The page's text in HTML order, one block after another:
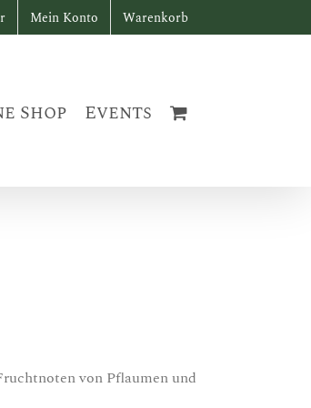
Mein Konto Warenkorb
Shop Events
von Pflaumen und